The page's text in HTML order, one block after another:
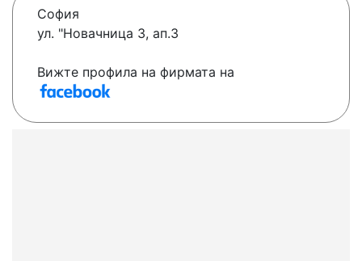
София
ул. "Новачница 3, ап.3
Вижте профила на фирмата на